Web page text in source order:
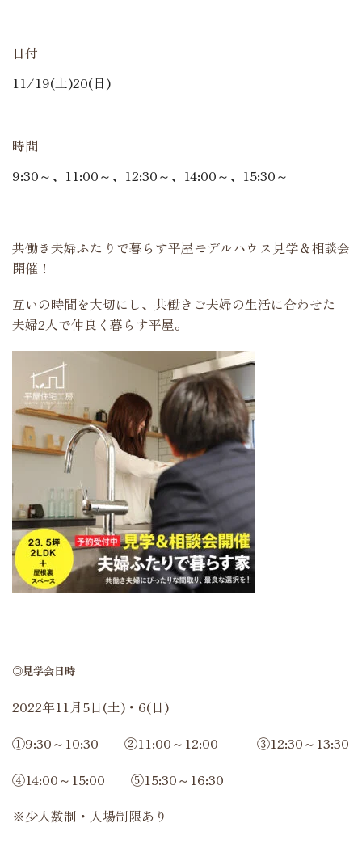
日付
11/19(土)20(日)
時間
9:30～、11:00～、12:30～、14:00～、15:30～
共働き夫婦ふたりで暮らす平屋モデルハウス見学＆相談会
開催！
互いの時間を大切にし、共働きご夫婦の生活に合わせた
夫婦2人で仲良く暮らす平屋。
◎見学会日時
2022年11月5日(土)・6(日)
①9:30～10:30 ②11:00～12:00 ③12:30～13:30
④14:00～15:00 ⑤15:30～16:30
※少人数制・入場制限あり